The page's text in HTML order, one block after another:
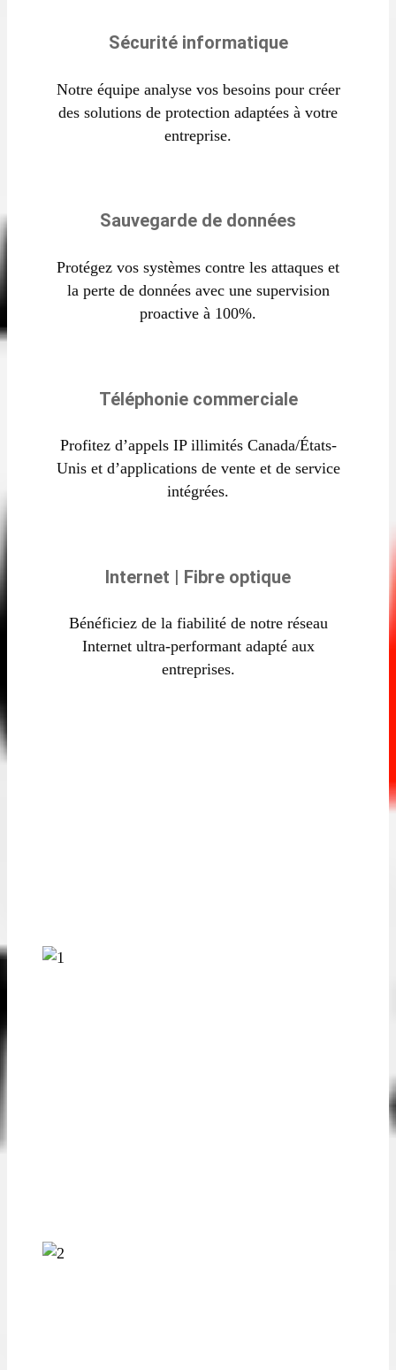
Sécurité informatique
Notre équipe analyse vos besoins pour créer
des solutions de protection adaptées à votre
entreprise.
Sauvegarde de données
Protégez vos systèmes contre les attaques et
la perte de données avec une supervision
proactive à 100%.
Téléphonie commerciale
Profitez d’appels IP illimités Canada/États-
Unis et d’applications de vente et de service
intégrées.
Internet | Fibre optique
Bénéficiez de la fiabilité de notre réseau
Internet ultra-performant adapté aux
entreprises.